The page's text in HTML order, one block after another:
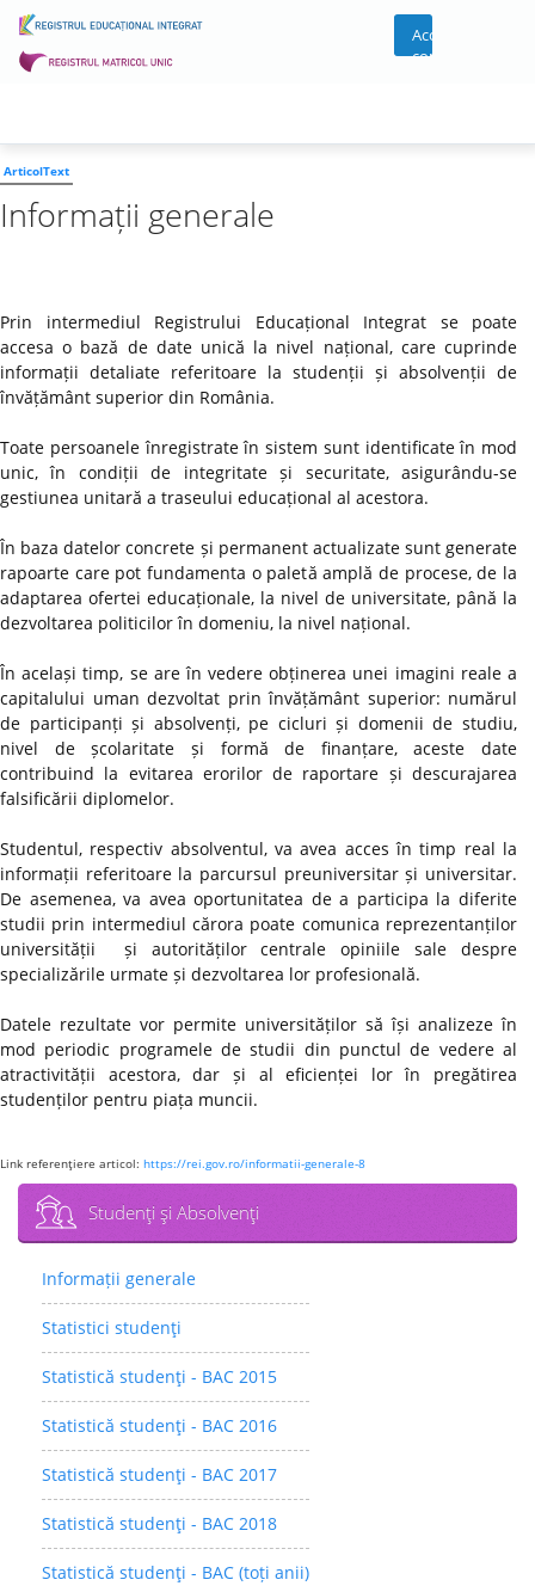
Acces
cont
ArticolText
Informații generale
Prin intermediul Registrului Educațional Integrat se poate
accesa o bază de date unică la nivel național, care cuprinde
informații detaliate referitoare la studenții și absolvenții de
învățământ superior din România.
Toate persoanele înregistrate în sistem sunt identificate în mod
unic, în condiții de integritate și securitate, asigurându-se
gestiunea unitară a traseului educațional al acestora.
În baza datelor concrete și permanent actualizate sunt generate
rapoarte care pot fundamenta o paletă amplă de procese, de la
adaptarea ofertei educaționale, la nivel de universitate, până la
dezvoltarea politicilor în domeniu, la nivel național.
În același timp, se are în vedere obținerea unei imagini reale a
capitalului uman dezvoltat prin învățământ superior: numărul
de participanți și absolvenți, pe cicluri și domenii de studiu,
nivel de școlaritate și formă de finanțare, aceste date
contribuind la evitarea erorilor de raportare și descurajarea
falsificării diplomelor.
Studentul, respectiv absolventul, va avea acces în timp real la
informații referitoare la parcursul preuniversitar și universitar.
De asemenea, va avea oportunitatea de a participa la diferite
studii prin intermediul cărora poate comunica reprezentanților
universității și autorităților centrale opiniile sale despre
specializările urmate și dezvoltarea lor profesională.
Datele rezultate vor permite universităților să își analizeze în
mod periodic programele de studii din punctul de vedere al
atractivității acestora, dar și al eficienței lor în pregătirea
studenților pentru piața muncii.
Link referenţiere articol: https://rei.gov.ro/informatii-generale-8
Studenţi şi Absolvenţi
Informații generale
Statistici studenţi
Statistică studenţi - BAC 2015
Statistică studenţi - BAC 2016
Statistică studenţi - BAC 2017
Statistică studenţi - BAC 2018
Statistică studenţi - BAC (toți anii)